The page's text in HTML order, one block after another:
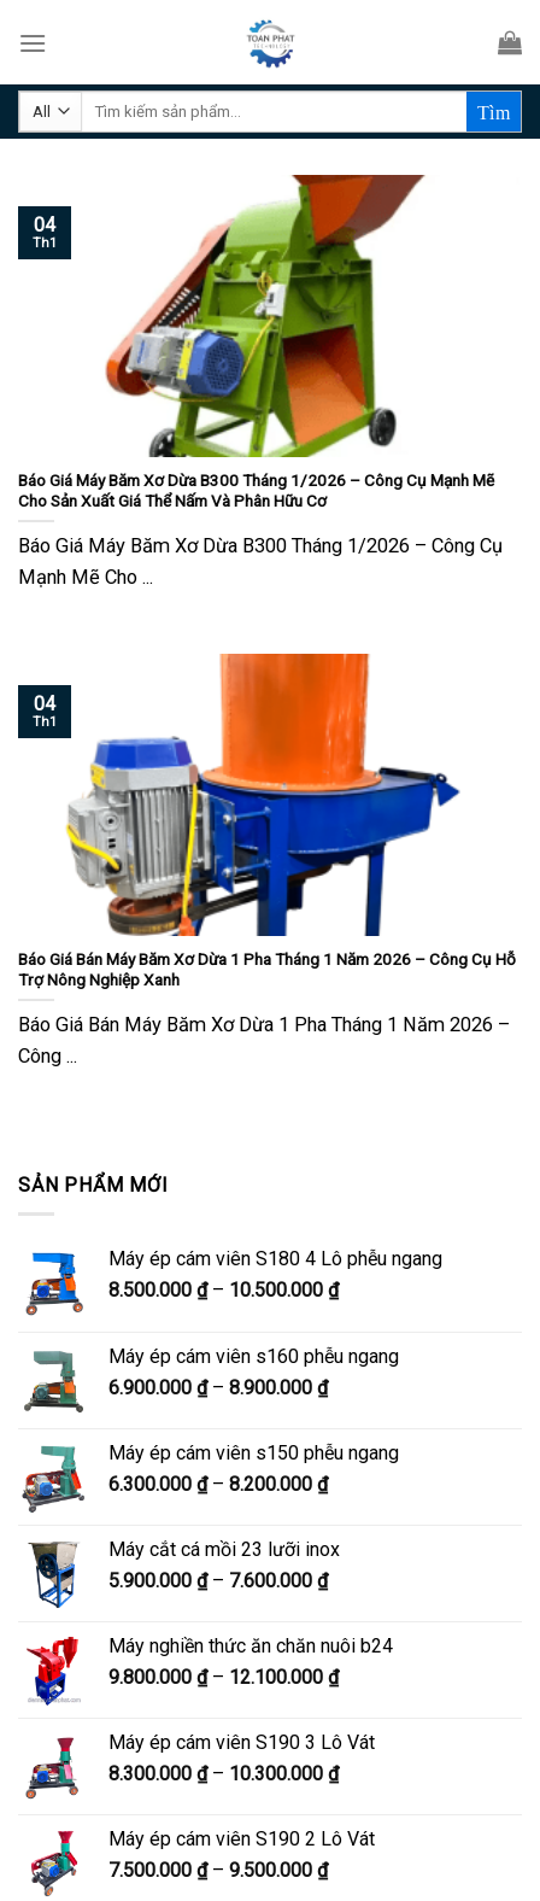
Tìm
SẢN PHẨM MỚI
Máy ép cám viên S180 4 Lô phễu ngang
8.500.000 ₫ – 10.500.000 ₫Khoảng
8.500.000 ₫
Máy ép cám viên s160 phễu ngang
6.900.000 ₫ – 8.900.000 ₫Khoảng
từ
6.900.000 ₫
đến
Máy ép cám viên s150 phễu ngang
6.300.000 ₫ – 8.200.000 ₫Khoảng
6.300.000 ₫
đến
Máy cắt cá mồi 23 lưỡi inox
5.900.000 ₫ – 7.600.000 ₫Khoảng
5.900.000 ₫
đến
Máy nghiền thức ăn chăn nuôi b24
9.800.000 ₫ – 12.100.000 ₫Khoảng
9.800.000 ₫
đến
Máy ép cám viên S190 3 Lô Vát
8.300.000 ₫ – 10.300.000 ₫Khoảng
8.300.000 ₫
Máy ép cám viên S190 2 Lô Vát
7.500.000 ₫ – 9.500.000 ₫Khoảng
Báo Giá Máy Băm Xơ Dừa B300 Tháng 1/2026 – Công Cụ Mạnh Mẽ
Cho Sản Xuất Giá Thể Nấm Và Phân Hữu Cơ
Báo Giá Máy Băm Xơ Dừa B300 Tháng 1/2026 – Công Cụ
Mạnh Mẽ Cho ...
04
Th1
Báo Giá Bán Máy Băm Xơ Dừa 1 Pha Tháng 1 Năm 2026 – Công Cụ Hỗ
Trợ Nông Nghiệp Xanh
Báo Giá Bán Máy Băm Xơ Dừa 1 Pha Tháng 1 Năm 2026 –
Công ...
04
Th1